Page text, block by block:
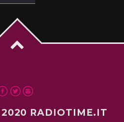
RADIOTIME.IT